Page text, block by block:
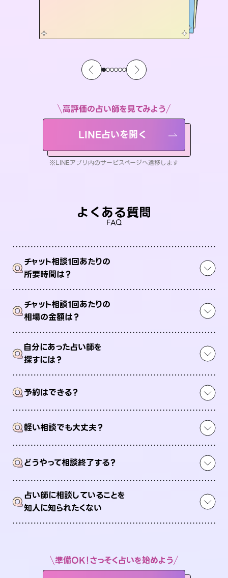
高評価の占い師を見てみよう
LINE占いを開く
※LINEアプリ内のサービスページへ遷移します
よくある質問
FAQ
Qチャット相談1回あたりの
所要時間は？
Qチャット相談1回あたりの
相場の金額は？
Q自分にあった占い師を
探すには？
Q予約はできる？
Q軽い相談でも大丈夫？
Qどうやって相談終了する？
Q占い師に相談していることを
知人に知られたくない
準備OK！さっそく占いを始めよう